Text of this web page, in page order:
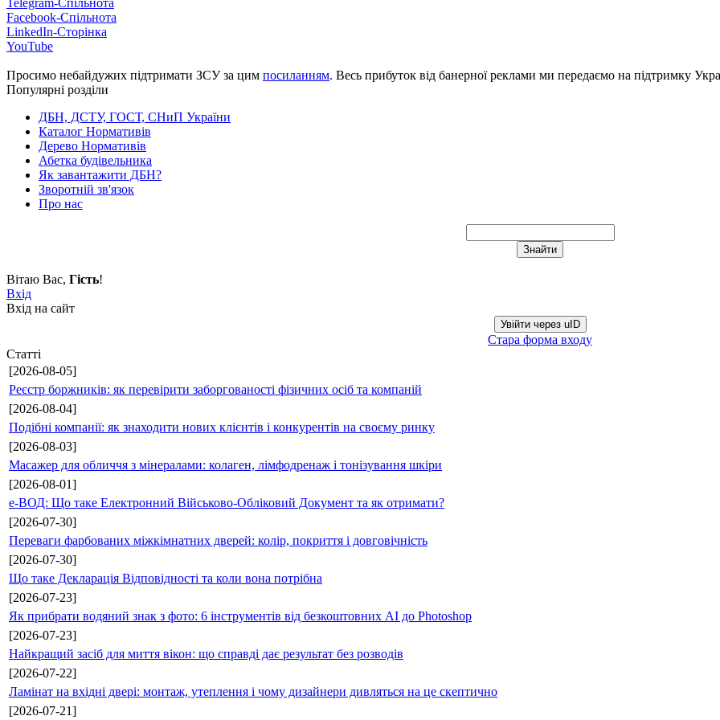
Facebook-Спільнота
LinkedIn-Сторінка
YouTube
Просимо небайдужих підтримати ЗСУ за цим посиланням. Весь прибуток від банерної реклами ми передаємо на підтримку
Популярні розділи
ДБН, ДСТУ, ГОСТ, СНиП України
Каталог Нормативів
Дерево Нормативів
Абетка будівельника
Як завантажити ДБН?
Зворотній зв'язок
Про нас
Вітаю Вас, Гість!
Вхід
Вхід на сайт
Увійти через uID
Стара форма входу
Статті
[2026-08-05]
Реєстр боржників: як перевірити заборгованості фізичних осіб та компаній
[2026-08-04]
Подібні компанії: як знаходити нових клієнтів і конкурентів на своєму ринку
[2026-08-03]
Масажер для обличчя з мінералами: колаген, лімфодренаж і тонізування шкіри
[2026-08-01]
е-ВОД: Що таке Електронний Військово-Обліковий Документ та як отримати?
[2026-07-30]
Переваги фарбованих міжкімнатних дверей: колір, покриття і довговічність
[2026-07-30]
Що таке Декларація Відповідності та коли вона потрібна
[2026-07-23]
Як прибрати водяний знак з фото: 6 інструментів від безкоштовних AI до Photoshop
[2026-07-23]
Найкращий засіб для миття вікон: що справді дає результат без розводів
[2026-07-22]
Ламінат на вхідні двері: монтаж, утеплення і чому дизайнери дивляться на це скептично
[2026-07-21]